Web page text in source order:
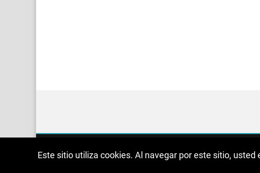
Este sitio utiliza cookies. Al navegar por este sitio,
Sobre mí Contacto Cookies Política de Privacidad